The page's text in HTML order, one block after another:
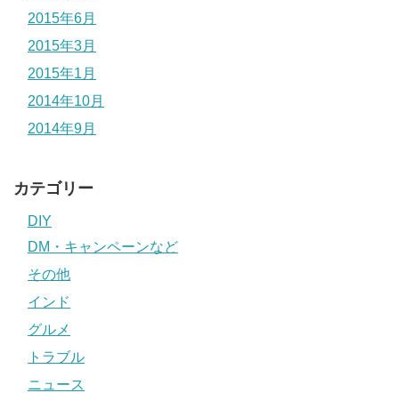
2015年6月
2015年3月
2015年1月
2014年10月
2014年9月
カテゴリー
DIY
DM・キャンペーンなど
その他
インド
グルメ
トラブル
ニュース